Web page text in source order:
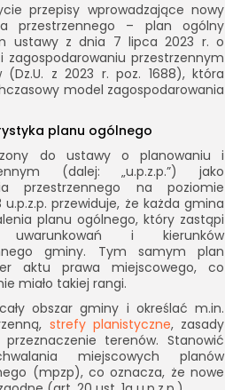
przepisy wprowadzające nowy
przestrzennego – plan ogólny
ustawy z dnia 7 lipca 2023 r. o
przestrzennym
z 2023 r. poz. 1688), która
model zagospodarowania
planu ogólnego
do ustawy o planowaniu i
(dalej: „u.p.z.p.”) jako
przestrzennego na poziomie
przewiduje, że każda gmina
planu ogólnego, który zastąpi
uwarunkowań i kierunków
gminy. Tym samym plan
aktu prawa miejscowego, co
miało takiej rangi.
obszar gminy i określać m.in.
strefy planistyczne, zasady
terenów. Stanowić
miejscowych planów
(mpzp), co oznacza, że nowe